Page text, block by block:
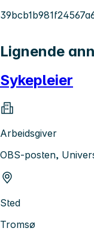
Lignende
Sykepleier
Arbeidsgiver
OBS-posten,
Sted
Tromsø